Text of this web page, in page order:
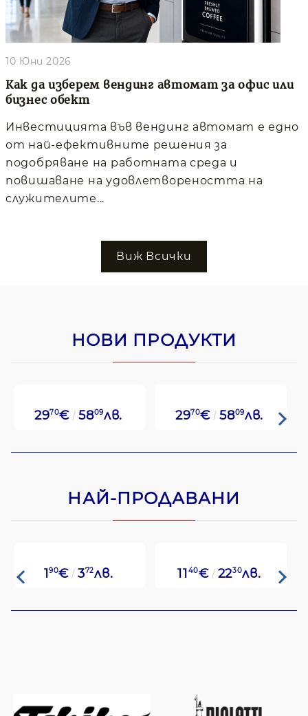
Как да изберем вендинг автомат за офис или
бизнес обект
10 Юни 2026
Инвестицията във вендинг автомат е едно
от най-ефективните решения за
подобряване на работната среда и
повишаване на удовлетвореността на
служителите...
Виж Всички
НОВИ ПРОДУКТИ
2970€ 5809лв. 2970€ 5809лв.
НАЙ-ПРОДАВАНИ
190€ 372лв. 11 40€ 2230лв.